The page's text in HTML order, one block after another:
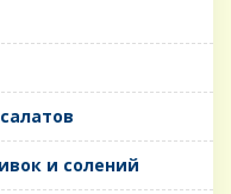
и солений